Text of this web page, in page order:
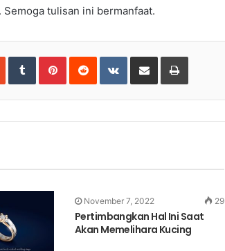
tulisan ini bermanfaat.
StumbleUpon
TumblrPinterestReddit VKontakteShare
Email
Print
November 7, 2022 29
Pertimbangkan Hal Ini Saat
Akan Memelihara Kucing